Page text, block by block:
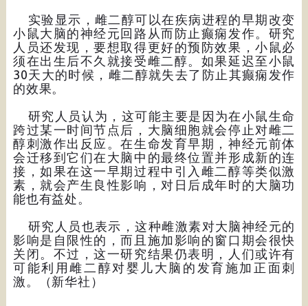
实验显示，雌二醇可以在疾病进程的早期改变
小鼠大脑的神经元回路从而防止癫痫发作。研究
人员还发现，要想取得更好的预防效果，小鼠必
须在出生后不久就接受雌二醇。如果延迟至小鼠
30天大的时候，雌二醇就失去了防止其癫痫发作
的效果。
研究人员认为，这可能主要是因为在小鼠生命
跨过某一时间节点后，大脑细胞就会停止对雌二
醇刺激作出反应。在生命发育早期，神经元前体
会迁移到它们在大脑中的最终位置并形成新的连
接，如果在这一早期过程中引入雌二醇等类似激
素，就会产生良性影响，对日后成年时的大脑功
能也有益处。
研究人员也表示，这种雌激素对大脑神经元的
影响是自限性的，而且施加影响的窗口期会很快
关闭。不过，这一研究结果仍表明，人们或许有
可能利用雌二醇对婴儿大脑的发育施加正面刺
激。（新华社）